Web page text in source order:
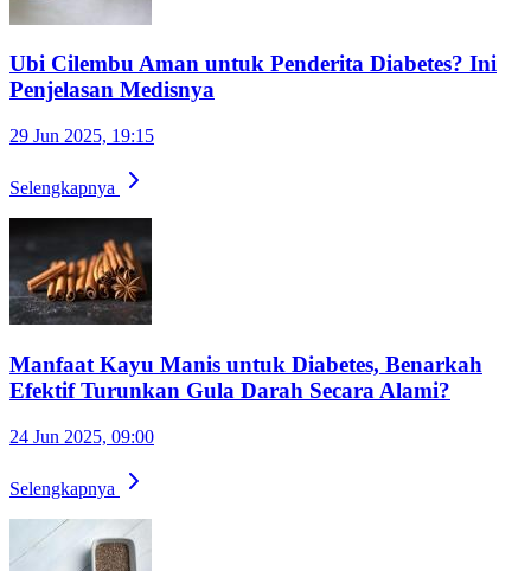
Ubi Cilembu Aman untuk Penderita Diabetes? Ini
Penjelasan Medisnya
29 Jun 2025, 19:15
Selengkapnya
Manfaat Kayu Manis untuk Diabetes, Benarkah
Efektif Turunkan Gula Darah Secara Alami?
24 Jun 2025, 09:00
Selengkapnya